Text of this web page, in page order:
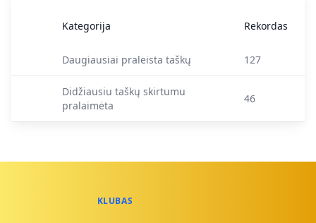
Kategorija Rekordas
Daugiausiai praleista taškų 127
Didžiausiu taškų skirtumu
pralaimėta
46
KLUBAS